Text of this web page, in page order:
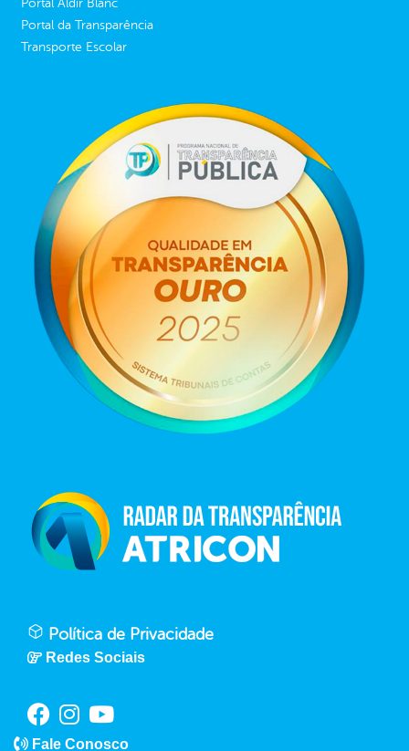
Portal Aldir Blanc
Portal da Transparência
Transporte Escolar
Política de Privacidade
Redes Sociais
Fale Conosco